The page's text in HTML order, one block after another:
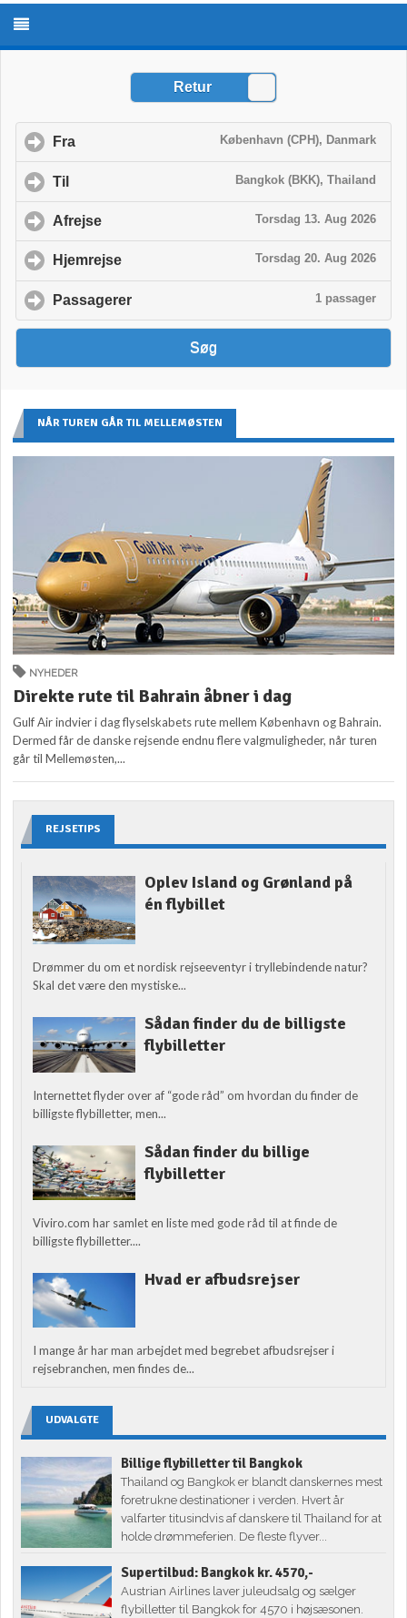
NÅR TUREN GÅR TIL MELLEMØSTEN
NYHEDER
Direkte rute til Bahrain åbner i dag
Gulf Air indvier i dag flyselskabets rute mellem København og Bahrain.
Dermed får de danske rejsende endnu flere valgmuligheder, når turen
går til Mellemøsten,...
REJSETIPS
Oplev Island og Grønland på
én flybillet
Drømmer du om et nordisk rejseeventyr i tryllebindende natur?
Skal det være den mystiske...
Sådan finder du de billigste
flybilletter
Internettet flyder over af “gode råd” om hvordan du finder de
billigste flybilletter, men...
Sådan finder du billige
flybilletter
Viviro.com har samlet en liste med gode råd til at finde de
billigste flybilletter....
Hvad er afbudsrejser
I mange år har man arbejdet med begrebet afbudsrejser i
rejsebranchen, men findes de...
UDVALGTE
Billige flybilletter til Bangkok
Thailand og Bangkok er blandt danskernes mest
foretrukne destinationer i verden. Hvert år
valfarter titusindvis af danskere til Thailand for at
holde drømmeferien. De fleste flyver...
Supertilbud: Bangkok kr. 4570,-
Austrian Airlines laver juleudsalg og sælger
flybilletter til Bangkok for 4570 i højsæsonen.